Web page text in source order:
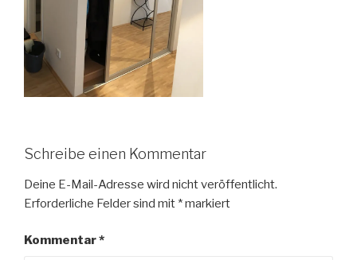
Schreibe einen Kommentar
Deine E-Mail-Adresse wird nicht veröffentlicht.
Erforderliche Felder sind mit *markiert
Kommentar*